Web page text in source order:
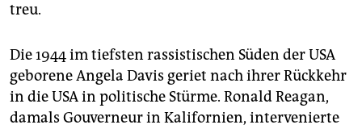
treu.
Die 1944 im tiefsten rassistischen Süden der USA
geborene Angela Davis geriet nach ihrer Rückkehr
in die USA in politische Stürme. Ronald Reagan,
damals Gouverneur in Kalifornien, intervenierte